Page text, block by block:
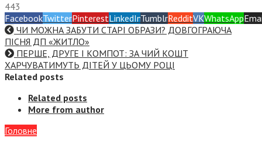
443
FacebookTwitterPinterestLinkedInTumblrRedditVKWhatsApp
ЧИ МОЖНА ЗАБУТИ СТАРІ ОБРАЗИ? ДОВГОГРАЮЧА
ПІСНЯ ДП «ЖИТЛО»
ПЕРШЕ, ДРУГЕ І КОМПОТ: ЗА ЧИЙ КОШТ
ХАРЧУВАТИМУТЬ ДІТЕЙ У ЦЬОМУ РОЦІ
Related posts
Related posts
More from author
Головне